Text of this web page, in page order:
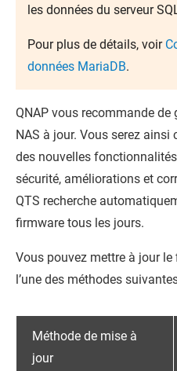
les données du serveur
Pour plus de détails, voir
données MariaDB.
QNAP vous recommande de
NAS à jour. Vous serez
des nouvelles
sécurité, améliorations et
QTS recherche
firmware tous les jours.
Vous pouvez mettre à jour
l’une des méthodes
Méthode de mise à
jour